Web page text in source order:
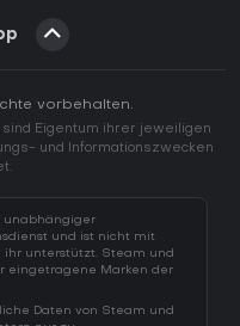
vorbehalten.
sind Eigentum ihrer jeweiligen
und Informationszwecken
unabhängiger
und ist nicht mit
ihr unterstützt. Steam und
eingetragene Marken der
Daten von Steam und